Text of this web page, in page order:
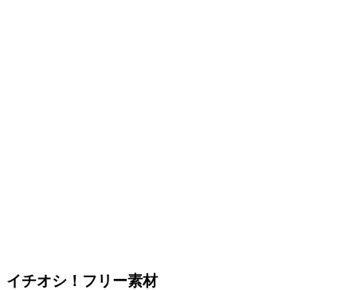
イチオシ！フリー素材